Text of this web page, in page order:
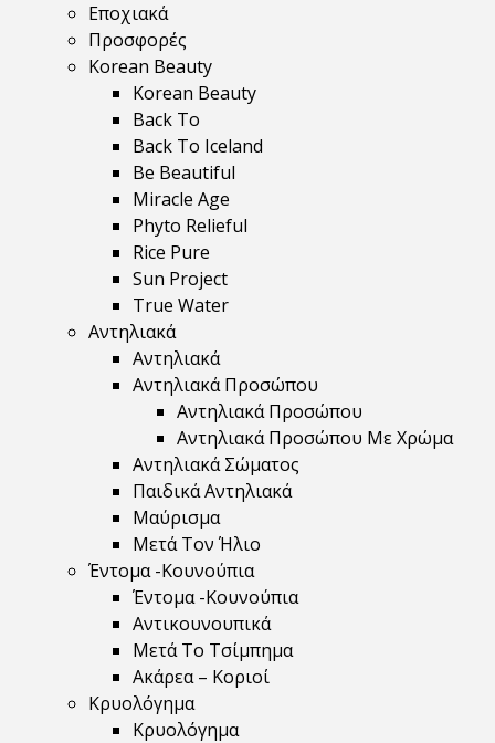
Εποχιακά
Προσφορές
Korean Beauty
Korean Beauty
Back To
Back To Iceland
Be Beautiful
Miracle Age
Phyto Relieful
Rice Pure
Sun Project
True Water
Αντηλιακά
Αντηλιακά
Αντηλιακά Προσώπου
Αντηλιακά Προσώπου
Αντηλιακά Προσώπου Με Χρώμα
Αντηλιακά Σώματος
Παιδικά Αντηλιακά
Μαύρισμα
Mετά Τον Ήλιο
Έντομα -Κουνούπια
Έντομα -Κουνούπια
Αντικουνουπικά
Μετά Το Τσίμπημα
Ακάρεα – Κοριοί
Κρυολόγημα
Κρυολόγημα